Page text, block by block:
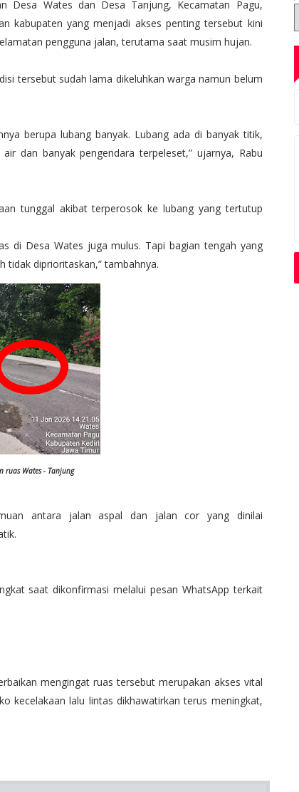
Desa Wates dan Desa Tanjung, Kecamatan Pagu,
kabupaten yang menjadi akses penting tersebut kini
pengguna jalan, terutama saat musim hujan.
tersebut sudah lama dikeluhkan warga namun belum
berupa lubang banyak. Lubang ada di banyak titik,
dan banyak pengendara terpeleset,” ujarnya, Rabu
tunggal akibat terperosok ke lubang yang tertutup
di Desa Wates juga mulus. Tapi bagian tengah yang
tidak diprioritaskan,” tambahnya.
ruas Wates - Tanjung
antara jalan aspal dan jalan cor yang dinilai
saat dikonfirmasi melalui pesan WhatsApp terkait
mengingat ruas tersebut merupakan akses vital
kecelakaan lalu lintas dikhawatirkan terus meningkat,